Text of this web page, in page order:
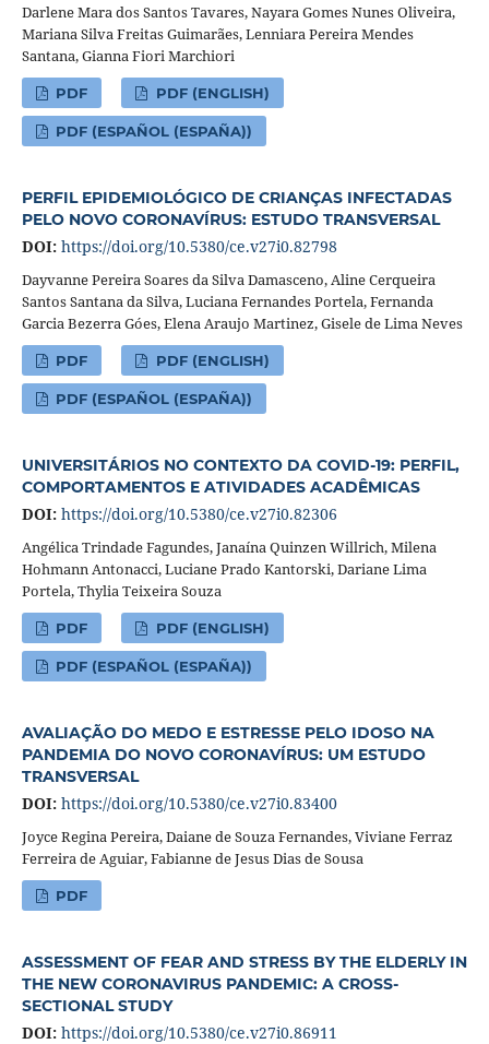
Darlene Mara dos Santos Tavares, Nayara Gomes Nunes Oliveira,
Mariana Silva Freitas Guimarães, Lenniara Pereira Mendes
Santana, Gianna Fiori Marchiori
PDF PDF (ENGLISH)
PDF (ESPAÑOL (ESPAÑA))
PERFIL EPIDEMIOLÓGICO DE CRIANÇAS INFECTADAS
PELO NOVO CORONAVÍRUS: ESTUDO TRANSVERSAL
DOI: https://doi.org/10.5380/ce.v27i0.82798
Dayvanne Pereira Soares da Silva Damasceno, Aline Cerqueira
Santos Santana da Silva, Luciana Fernandes Portela, Fernanda
Garcia Bezerra Góes, Elena Araujo Martinez, Gisele de Lima Neves
PDF PDF (ENGLISH)
PDF (ESPAÑOL (ESPAÑA))
UNIVERSITÁRIOS NO CONTEXTO DA COVID-19: PERFIL,
COMPORTAMENTOS E ATIVIDADES ACADÊMICAS
DOI: https://doi.org/10.5380/ce.v27i0.82306
Angélica Trindade Fagundes, Janaína Quinzen Willrich, Milena
Hohmann Antonacci, Luciane Prado Kantorski, Dariane Lima
Portela, Thylia Teixeira Souza
PDF PDF (ENGLISH)
PDF (ESPAÑOL (ESPAÑA))
AVALIAÇÃO DO MEDO E ESTRESSE PELO IDOSO NA
PANDEMIA DO NOVO CORONAVÍRUS: UM ESTUDO
TRANSVERSAL
DOI: https://doi.org/10.5380/ce.v27i0.83400
Joyce Regina Pereira, Daiane de Souza Fernandes, Viviane Ferraz
Ferreira de Aguiar, Fabianne de Jesus Dias de Sousa
PDF
ASSESSMENT OF FEAR AND STRESS BY THE ELDERLY IN
THE NEW CORONAVIRUS PANDEMIC: A CROSS-
SECTIONAL STUDY
DOI: https://doi.org/10.5380/ce.v27i0.86911